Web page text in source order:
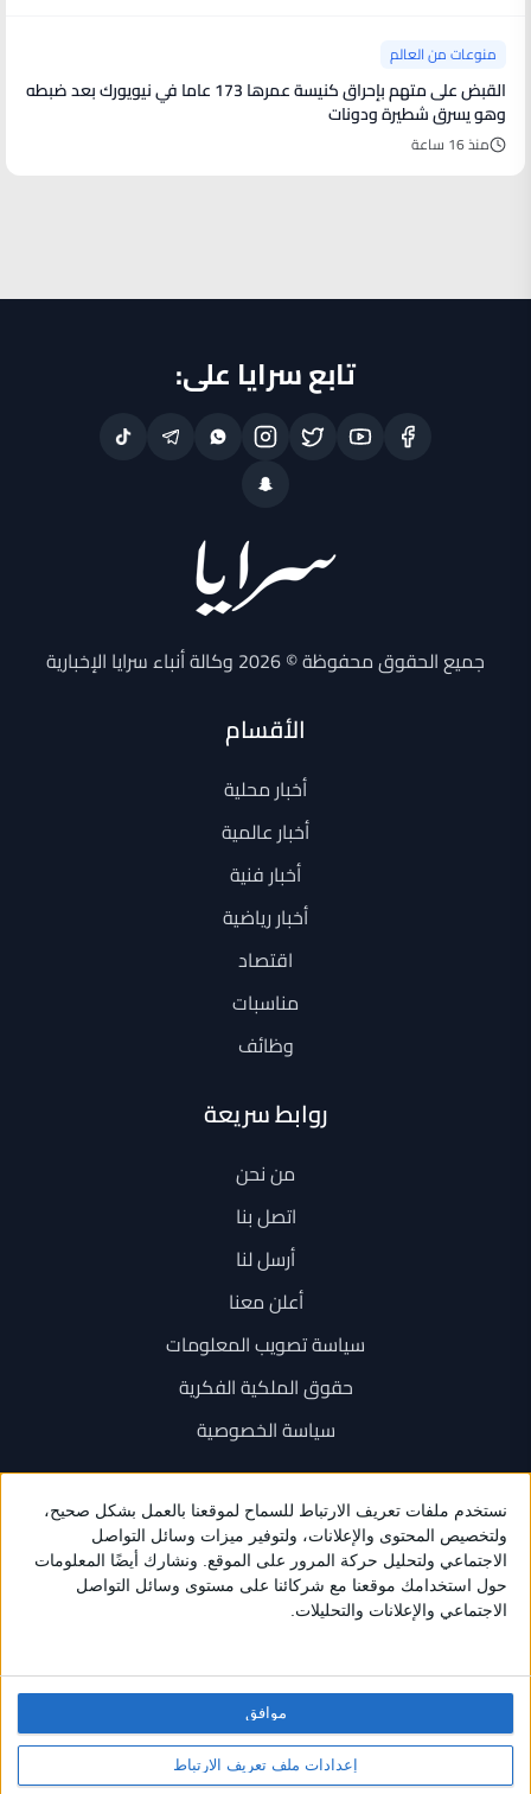
موافق
منوعات من العالم
القبض على متهم بإحراق كنيسة عمرها 173 عاما في نيويورك بعد ضبطه
وهو يسرق شطيرة ودونات
منذ 16 ساعة
تابع سرايا على:
جميع الحقوق محفوظة © 2026 وكالة أنباء سرايا الإخبارية
الأقسام
أخبار محلية
أخبار عالمية
أخبار فنية
أخبار رياضية
اقتصاد
مناسبات
وظائف
روابط سريعة
من نحن
اتصل بنا
أرسل لنا
أعلن معنا
سياسة تصويب المعلومات
حقوق الملكية الفكرية
سياسة الخصوصية
اتصل بنا
+962 6 534 1777
+962 79 202 7000
برمجة واستضافة وتصميم